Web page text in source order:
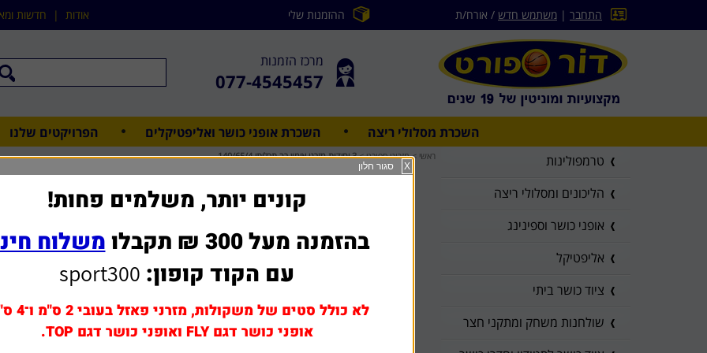
התחבר | משתמש חדש / אורח/ת ההזמנות שלי אודות | חדשות
מרכז הזמנות
077-4545457
השכרת מסלולי ריצה השכרת אופני כושר ואליפטיקלים הפרויקטים שלנו
ראשי > מזרוני ספורט > 3 יחידות מזרני אימון רב תכליתי 140/65/4
3 יחידות מזרני אימון רב תכליתי 140/65/4
שאל אותנו על מוצר
מחיר משלוח: 0 - 39 ₪
1 הוסף לסל
טרמפולינות
הליכונים ומסלולי ריצה
אופני כושר וספינינג
אליפטיקל
ציוד כושר ביתי
שולחנות משחק ומתקני חצר
X סגור חלון
קונים יותר, משלמים פחות!
בהזמנה מעל 300 ₪ תקבלו
משלוח
עם הקוד קופון: sport300
לא כולל סטים של משקולות, מזרני פאזל בעובי 2 ס"מ ו־4 ס"מ,
אופני כושר דגם FLY ואופני כושר דגם TOP.